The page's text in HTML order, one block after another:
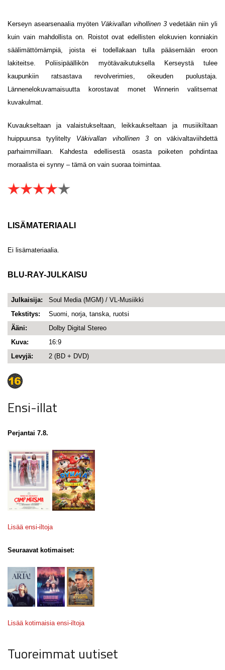
Kerseyn asearsenaalia myöten Väkivallan vihollinen 3 vedetään niin yli
kuin vain mahdollista on. Roistot ovat edellisten elokuvien konniakin
säälimättömämpiä, joista ei todellakaan tulla pääsemään eroon
lakiteitse. Poliisipäällikön myötävaikutuksella Kerseystä tulee
kaupunkiin ratsastava revolverimies, oikeuden puolustaja.
Lännenelokuvamaisuutta korostavat monet Winnerin valitsemat
kuvakulmat.
Kuvaukseltaan ja valaistukseltaan, leikkaukseltaan ja musiikiltaan
huippuunsa tyylitelty Väkivallan vihollinen 3on väkivaltaviihdettä
parhaimmillaan. Kahdesta edellisestä osasta poiketen pohdintaa
moraalista ei synny – tämä on vain suoraa toimintaa.
LISÄMATERIAALI
Ei lisämateriaalia.
BLU-RAY-JULKAISU
Julkaisija:
Soul Media (MGM) / VL-Musiikki
Tekstitys:
Suomi, norja, tanska, ruotsi
Ääni:
Dolby Digital Stereo
Kuva:
16:9
Levyjä:
2 (BD + DVD)
Ensi-illat
Perjantai 7.8.
Lisää ensi-iltoja
Seuraavat kotimaiset:
Lisää kotimaisia ensi-iltoja
Tuoreimmat uutiset